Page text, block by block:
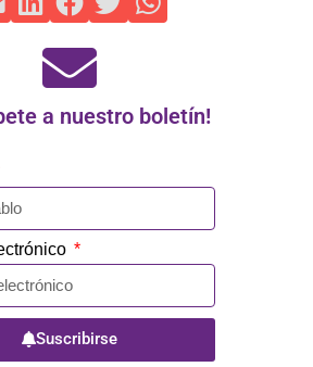
a nuestro boletín!
Suscribirse